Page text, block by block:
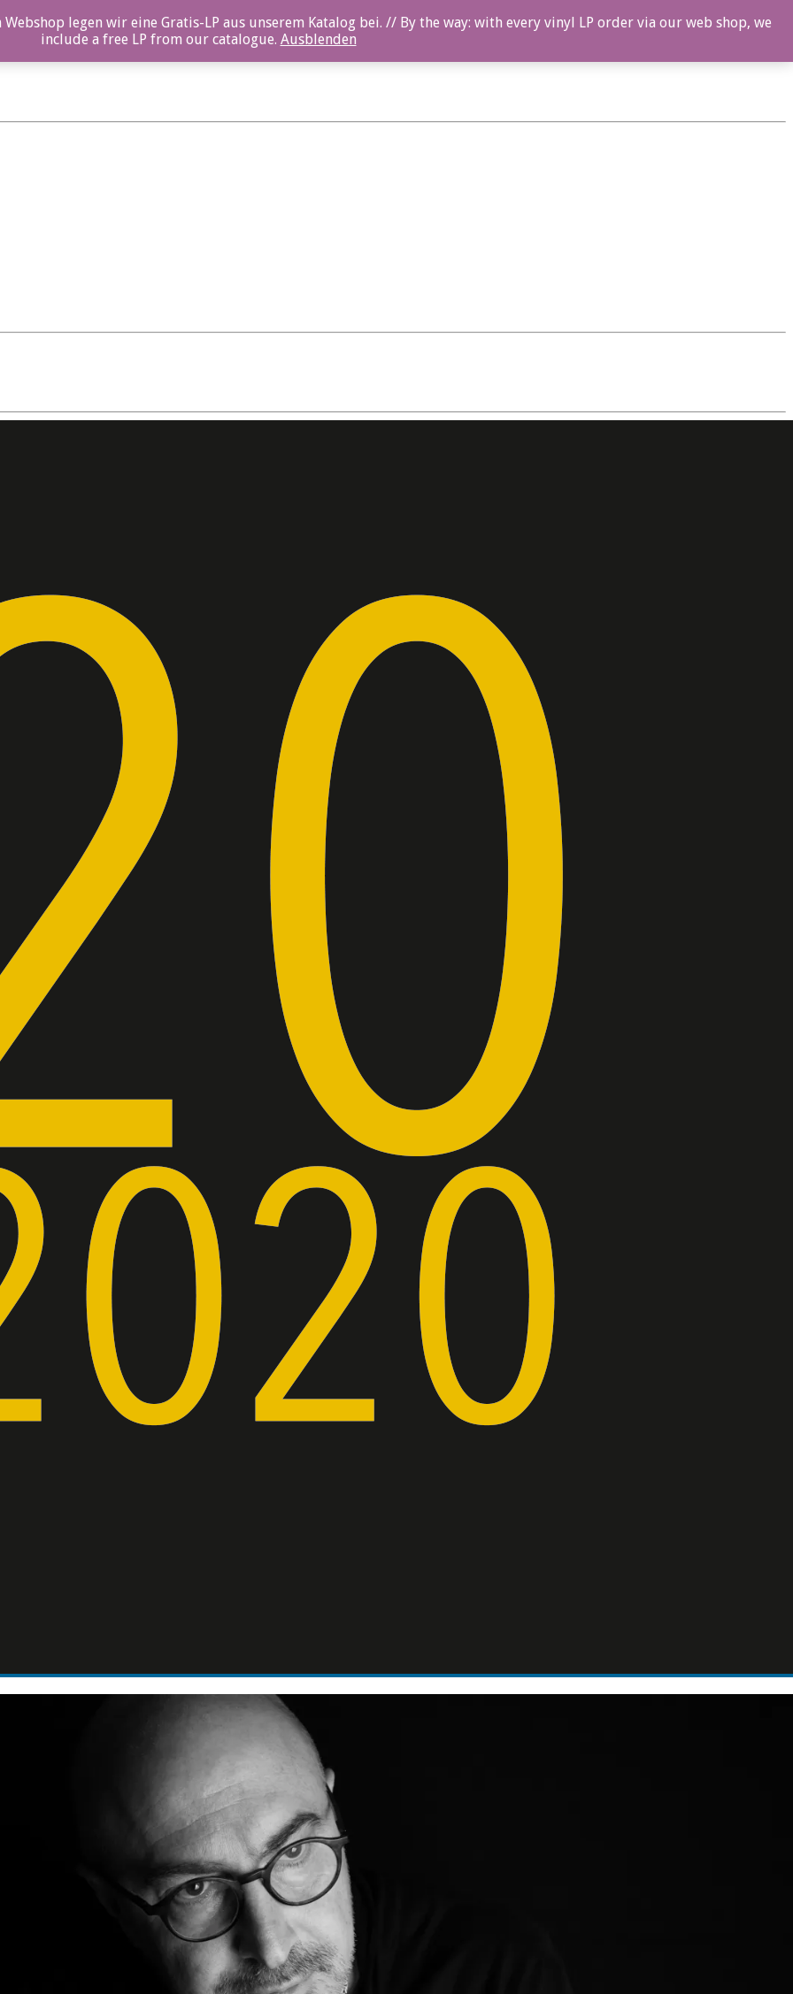
legen wir eine Gratis-LP aus unserem Katalog bei. // By the way: with every vinyl LP order via our web shop, we
include a free LP from our catalogue. Ausblenden